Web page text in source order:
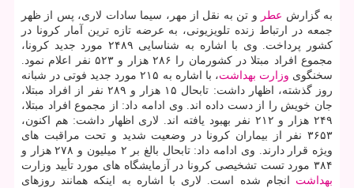
به گزارش عطر و تن به نقل از مهر، سیما سادات لاری، پس از ظهر
جمعه در ارتباط زنده تلویزیونی، به عرضه تازه ترین آمار کرونا در
کشور پرداخت. وی با اشاره به شناسایی ۲۴۸۹ مورد جدید کرونا،
مجموع افراد مبتلا در کشورمان را ۲۸۶ هزار و ۵۲۳ نفر اعلام نمود.
سخنگوی وزارت بهداشت
، با اشاره به ۲۱۵ مورد جدید فوتی در شبانه
روز گذشته، اظهار داشت: تابحال ۱۵ هزار و ۲۸۹ نفر از افراد مبتلا،
جان خویش را از دست داده اند. وی ادامه داد: از مجموع افراد مبتلا،
۲۴۹ هزار و ۲۱۲ نفر بهبود یافته اند. لاری اظهار داشت: هم اکنون،
۳۶۵۳ نفر از بیماران کرونا در وضعیت شدید و تحت مراقبت های
ویژه قرار دارند. وی ادامه داد: تابحال بالغ بر ۲ میلیون و ۲۷۸ هزار و
۳۸۴ مورد تست تشخیصی کرونا در آزمایشگاه های مورد تأیید وزارت
بهداشت انجام شده است. لاری با اشاره به اینکه همانند روزهای